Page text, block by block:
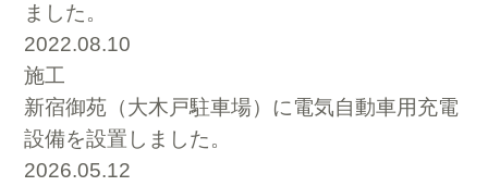
ました。
2022.08.10
施工
新宿御苑（大木戸駐車場）に電気自動車用充電
設備を設置しました。
2026.05.12